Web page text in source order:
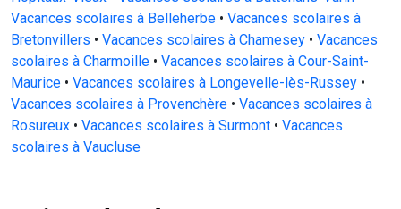
Vacances scolaires à Belleherbe • Vacances scolaires à
Bretonvillers • Vacances scolaires à Chamesey • Vacances
scolaires à Charmoille • Vacances scolaires à Cour-Saint-
Maurice • Vacances scolaires à Longevelle-lès-Russey •
Vacances scolaires à Provenchère • Vacances scolaires à
Rosureux • Vacances scolaires à Surmont • Vacances
scolaires à Vaucluse